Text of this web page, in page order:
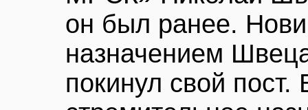
он был ранее.
назначением
покинул свой